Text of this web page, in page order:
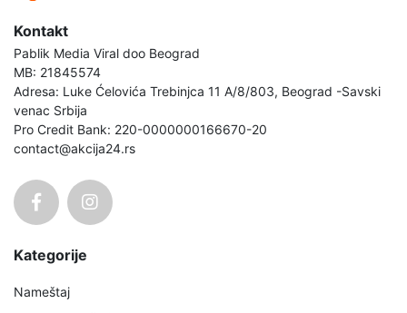
Kontakt
Pablik Media Viral doo Beograd
MB: 21845574
Adresa: Luke Ćelovića Trebinjca 11 A/8/803, Beograd -Savski
venac Srbija
Pro Credit Bank: 220-0000000166670-20
contact@akcija24.rs
Kategorije
Nameštaj